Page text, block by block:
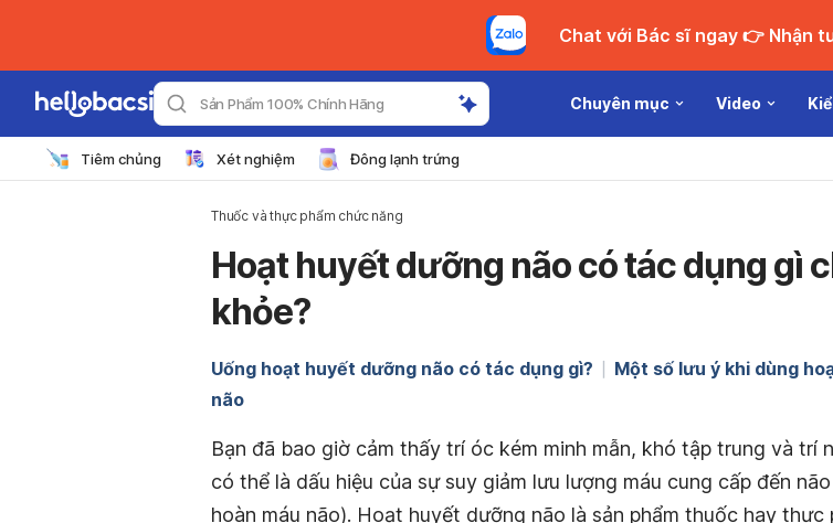
Chat với Bác sĩ
Sản Phẩm 100% Chính Hãng Chuyên mục Video
Tiêm chủng Xét nghiệm Đông lạnh trứng
Thuốc và thực phẩm chức năng
Hoạt huyết dưỡng não có tác dụng gì
khỏe?
Uống hoạt huyết dưỡng não có tác dụng gì?
Một số lưu ý khi dùng
não
Bạn đã bao giờ cảm thấy trí óc kém minh mẫn, khó tập trung và trí
có thể là dấu hiệu của sự suy giảm lưu lượng máu cung cấp đến
hoàn máu não). Hoạt huyết dưỡng não là sản phẩm thuốc hay thực